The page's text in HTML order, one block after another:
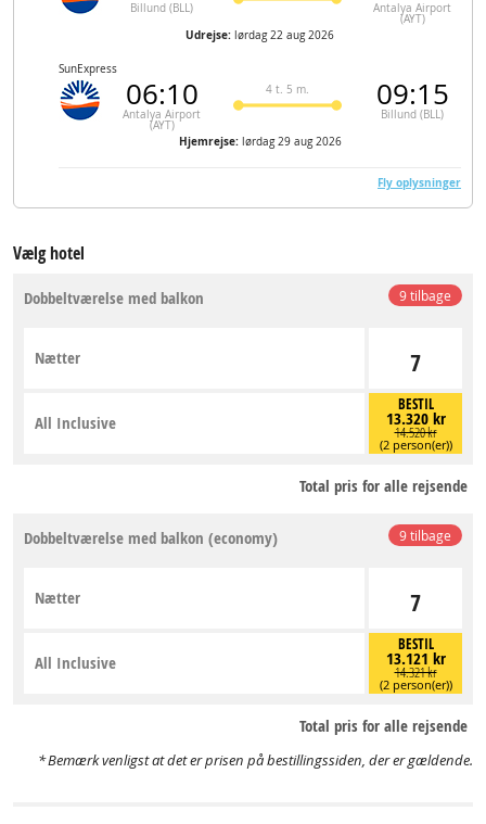
Billund (BLL) Antalya Airport
(AYT)
Udrejse: lørdag 22 aug 2026
SunExpress
06:10
Antalya Airport
(AYT)
4 t. 5 m. 09:15
Billund (BLL)
Hjemrejse: lørdag 29 aug 2026
Fly oplysninger
Vælg hotel
9 tilbage
Dobbeltværelse med balkon
7
Nætter
BESTIL
13.320 kr
14.520 kr
(2 person(er))
All Inclusive
Total pris for alle rejsende
9 tilbage
Dobbeltværelse med balkon (economy)
7
Nætter
BESTIL
13.121 kr
14.321 kr
(2 person(er))
All Inclusive
Total pris for alle rejsende
Bemærk venligst at det er prisen på bestillingssiden, der er gældende.